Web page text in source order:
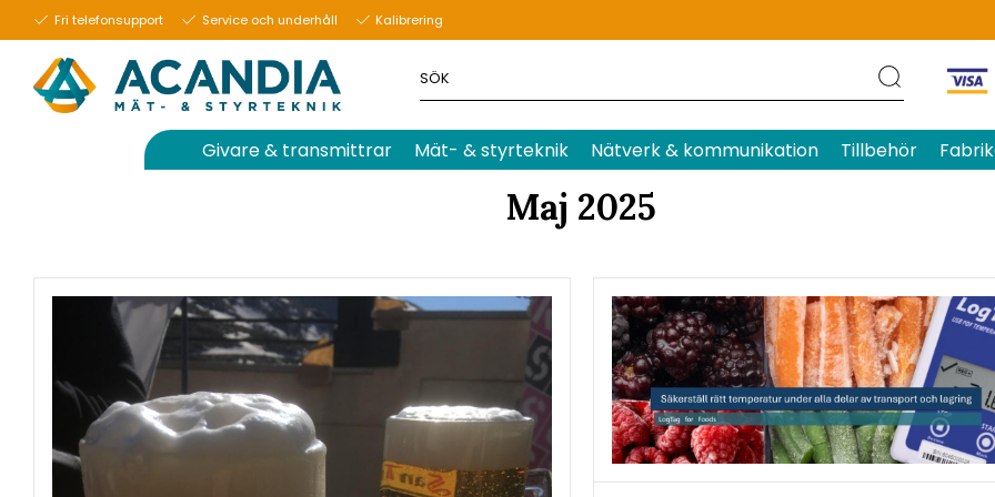
Fri telefonsupport Service och underhåll Kalibrering
Givare & transmittrar Mät- & styrteknik Nätverk & kommunikation Tillbehör
Maj 2025